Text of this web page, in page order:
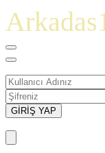
GİRİŞ YAP